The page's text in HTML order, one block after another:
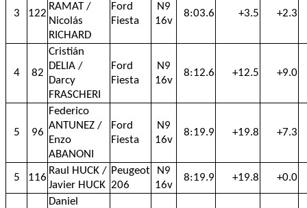
3 122
RAMAT /
Nicolás
RICHARD
Ford
Fiesta
N9
16v
8:03.6 +3.5 +2.3
4 82
Cristián
DELIA /
Darcy
FRASCHERI
Ford
Fiesta
N9
16v
8:12.6 +12.5 +9.0
5 96
Federico
ANTUNEZ /
Enzo
ABANONI
Ford
Fiesta
N9
16v
8:19.9 +19.8 +7.3
5 116
Raul HUCK /
Javier HUCK
Peugeot
206
N9
16v
8:19.9 +19.8 +0.0
Daniel